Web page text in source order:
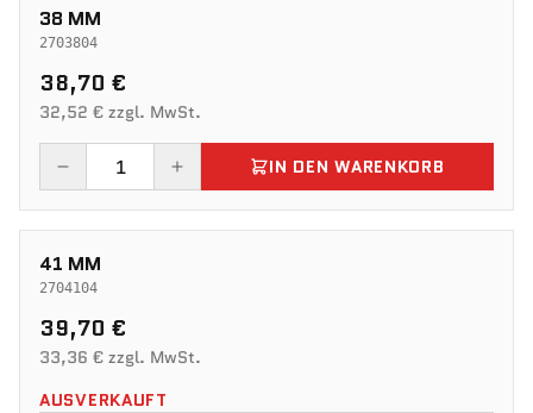
38 MM
2703804
38,70 €
32,52 € zzgl. MwSt.
IN DEN WARENKORB
41 MM
2704104
39,70 €
33,36 € zzgl. MwSt.
AUSVERKAUFT